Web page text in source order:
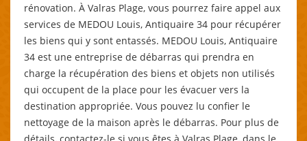
rénovation. À Valras Plage, vous pourrez faire appel aux
services de MEDOU Louis, Antiquaire 34 pour récupérer
les biens qui y sont entassés. MEDOU Louis, Antiquaire
34 est une entreprise de débarras qui prendra en
charge la récupération des biens et objets non utilisés
qui occupent de la place pour les évacuer vers la
destination appropriée. Vous pouvez lu confier le
nettoyage de la maison après le débarras. Pour plus de
détails, contactez-le si vous êtes à Valras Plage, dans le